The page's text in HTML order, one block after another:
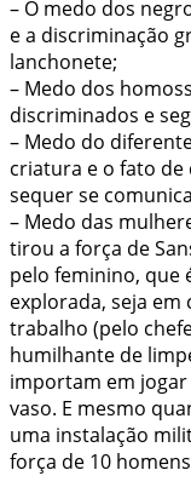
– O medo dos
e a discriminação
lanchonete;
– Medo dos
discriminados e
– Medo do
criatura e o fato de
sequer se
– Medo das
tirou a força de
pelo feminino, que
explorada, seja
trabalho (pelo
humilhante de
importam em
vaso. E mesmo
uma instalação
força de 10